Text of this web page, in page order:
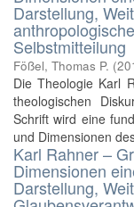
Darstellung,
Selbstmitteilung
Fößel, Thomas P. (
Die Theologie Karl
theologischen
Schrift wird eine
und Dimensionen
Karl Rahner –
Dimensionen
Darstellung,